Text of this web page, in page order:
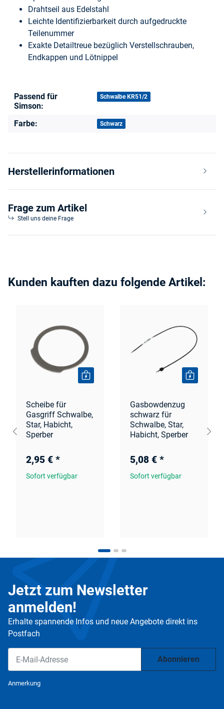
Drahtseil aus Edelstahl
Leichte Identifizierbarkeit durch aufgedruckte
Teilenummer
Exakte Detailtreue bezüglich Verstellschrauben,
Endkappen und Lötnippel
Produkteigenschaft
Wert
Passend für
Simson:
Schwalbe KR51/2
Farbe: Schwarz
Herstellerinformationen
Frage zum Artikel
Stell uns deine Frage
Kunden kauften dazu folgende Artikel:
Scheibe für
Gasgriff Schwalbe,
Star, Habicht,
Sperber
2,95 € *
Sofort verfügbar
Gasbowdenzug
schwarz für
Schwalbe, Star,
Habicht, Sperber
5,08 € *
Sofort verfügbar
Jetzt zum Newsletter
anmelden!
Erhalte spannende Infos und neue Angebote direkt ins
Postfach
Abonnieren
Anmerkung